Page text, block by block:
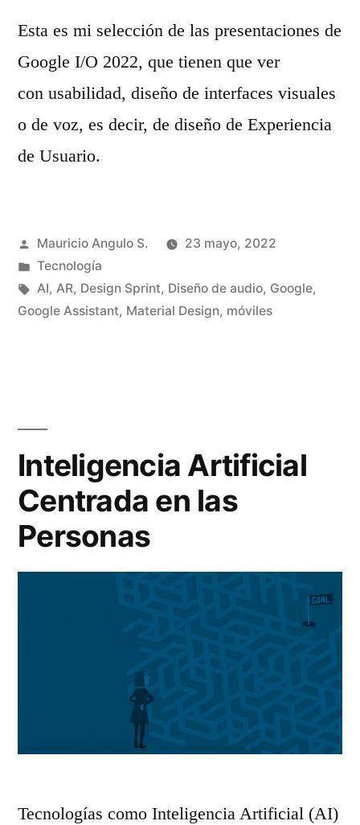
Esta es mi selección de las presentaciones de
Google I/O 2022, que tienen que ver
con usabilidad, diseño de interfaces visuales
o de voz, es decir, de diseño de Experiencia
de Usuario.
Publicado
por
Mauricio Angulo S.
23 mayo, 2022
Publicado
en
Tecnología
Etiquetas:
AI, AR, Design Sprint, Diseño de audio, Google,
Google Assistant, Material Design, móviles
Inteligencia Artificial
Centrada en las
Personas
Tecnologías como Inteligencia Artificial (AI)